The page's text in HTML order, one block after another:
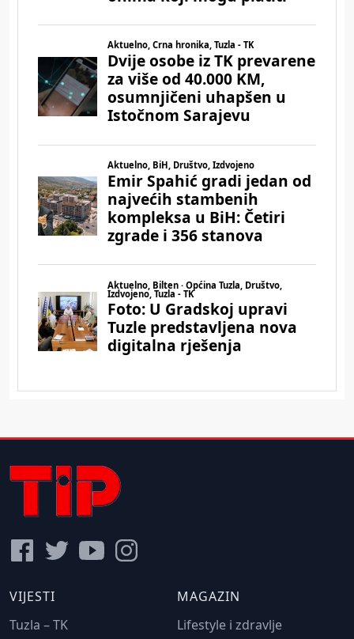
VIJESTI
Tuzla – TK
MAGAZIN
Lifestyle i zdravlje